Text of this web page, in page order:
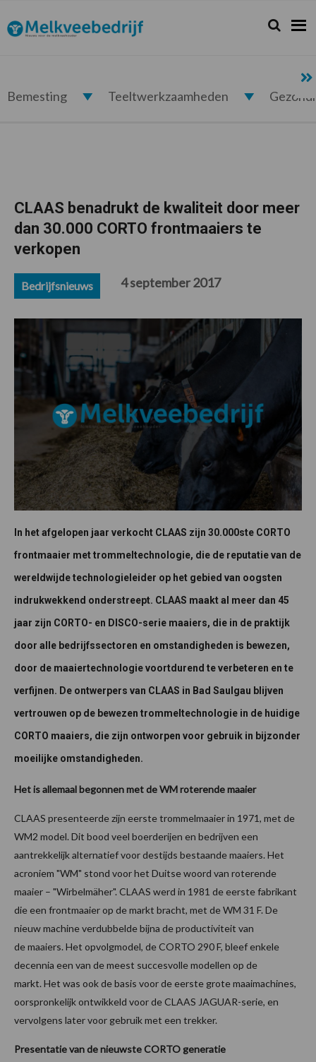
de
hoofdnavigatie
de
hoofd
de
eerste
de
voettekst
Melkveebedrijf.nl Zoeken...
Zoek
Bemesting Teeltwerkzaamheden
CLAAS benadrukt de kwaliteit door meer
dan 30.000 CORTO frontmaaiers te
verkopen
Bedrijfsnieuws 4 september 2017
In het afgelopen jaar verkocht CLAAS zijn 30.000ste CORTO
frontmaaier met trommeltechnologie, die de reputatie van de
wereldwijde technologieleider op het gebied van oogsten
indrukwekkend onderstreept. CLAAS maakt al meer dan 45
jaar zijn CORTO- en DISCO-serie maaiers, die in de praktijk
door alle bedrijfssectoren en omstandigheden is bewezen,
door de maaiertechnologie voortdurend te verbeteren en te
verfijnen. De ontwerpers van CLAAS in Bad Saulgau blijven
vertrouwen op de bewezen trommeltechnologie in de huidige
CORTO maaiers, die zijn ontworpen voor gebruik in bijzonder
moeilijke omstandigheden.
Het is allemaal begonnen met de WM roterende maaier
CLAAS presenteerde zijn eerste trommelmaaier in 1971, met de
WM2 model. Dit bood veel boerderijen en bedrijven een
aantrekkelijk alternatief voor destijds bestaande maaiers. Het
acroniem "WM" stond voor het Duitse woord van roterende
maaier – "Wirbelmäher". CLAAS werd in 1981 de eerste fabrikant
die een frontmaaier op de markt bracht, met de WM 31 F. De
nieuw machine verdubbelde bijna de productiviteit van
de maaiers. Het opvolgmodel, de CORTO 290 F, bleef enkele
decennia een van de meest succesvolle modellen op de
markt. Het was ook de basis voor de eerste grote maaimachines,
oorspronkelijk ontwikkeld voor de CLAAS JAGUAR-serie, en
vervolgens later voor gebruik met een trekker.
Presentatie van de nieuwste CORTO generatie